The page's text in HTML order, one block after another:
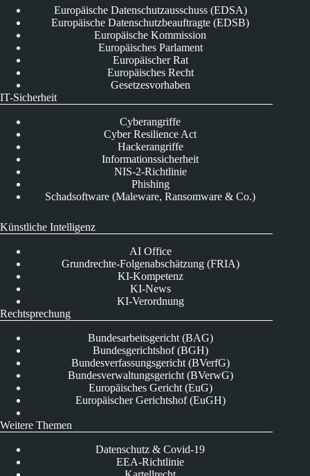
Europäische Datenschutzausschuss (EDSA)
Europäische Datenschutzbeauftragte (EDSB)
Europäische Kommission
Europäisches Parlament
Europäischer Rat
Europäisches Recht
Gesetzesvorhaben
IT-Sicherheit
Cyberangriffe
Cyber Resilience Act
Hackerangriffe
Informationssicherheit
NIS-2-Richtlinie
Phishing
Schadsoftware (Maleware, Ransomware & Co.)
Künstliche Intelligenz
AI Office
Grundrechte-Folgenabschätzung (FRIA)
KI-Kompetenz
KI-News
KI-Verordnung
Rechtsprechung
Bundesarbeitsgericht (BAG)
Bundesgerichtshof (BGH)
Bundesverfassungsgericht (BVerfG)
Bundesverwaltungsgericht (BVerwG)
Europäisches Gericht (EuG)
Europäischer Gerichtshof (EuGH)
Weitere Themen
Datenschutz & Covid-19
EEA-Richtlinie